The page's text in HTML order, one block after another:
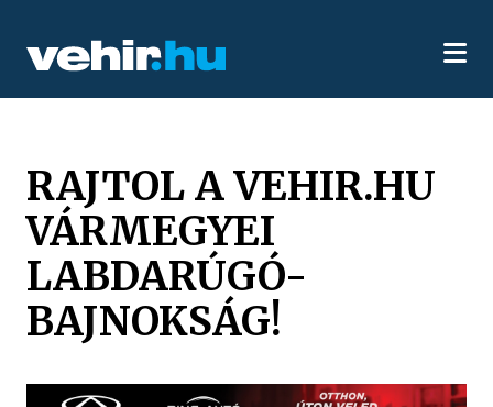
RAJTOL A VEHIR.HU
VÁRMEGYEI
LABDARÚGÓ-
BAJNOKSÁG!